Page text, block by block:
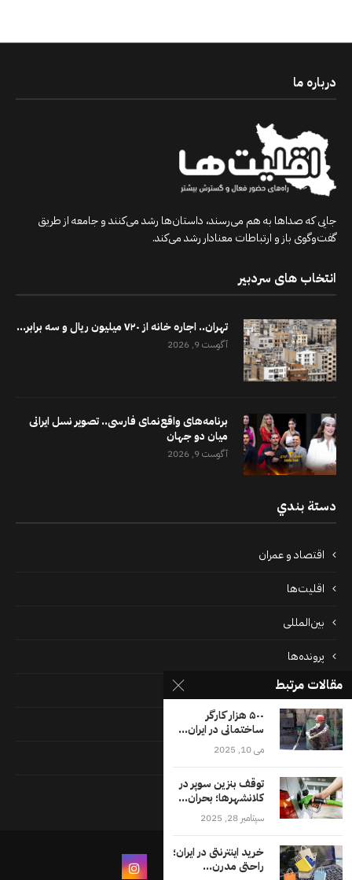
درباره ما
جایی که صداها به هم می‌رسند، داستان‌ها رشد می‌کنند و جامعه از طریق
گفت‌وگوی باز و ارتباطات معنادار رشد می‌کند.
انتخاب های سردبیر
تهران.. اجاره خانه از ۷۲۰ میلیون ریال و سه برابر...
آگوست 9, 2026
برنامه‌های واقع‌نمای فارسی.. تصویر نسل ایرانی
میان دو جهان
آگوست 9, 2026
دستة بندي
اقتصاد و عمران
اقلیت‌ها
بین‌المللی
پرونده‌ها
جامعه
دسته بندی نشده
فرهنگ
مقالات مرتبط
۵۰۰ هزار کارگر
ساختمانی در ایران...
می 10, 2025
توقف بنزین سوپر در
کلانشهرها؛ بحران...
سپتامبر 28, 2025
خرید اینترنتی در ایران؛
راحتی مدرن...